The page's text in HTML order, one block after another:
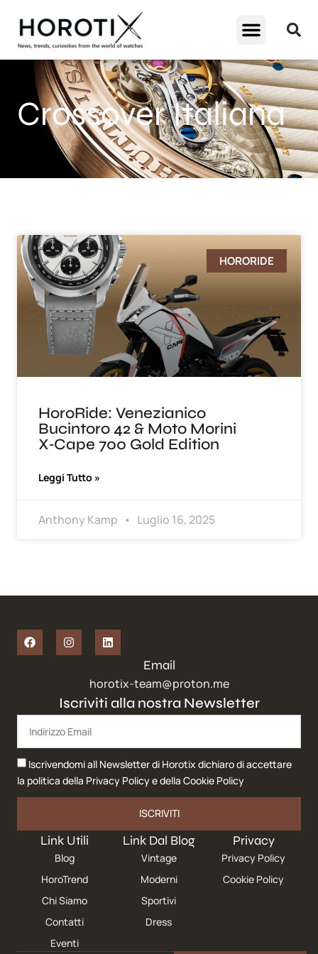
Crossover Italiana
HORORIDE
HoroRide: Venezianico
Bucintoro 42 & Moto Morini
X‑Cape 700 Gold Edition
Leggi Tutto »
Anthony Kamp Luglio 16, 2025
Link Utili
Blog
HoroTrend
Chi Siamo
Contatti
Eventi
Link Dal Blog
Vintage
Moderni
Sportivi
Dress
Privacy
Privacy Policy
Cookie Policy
Iscriviti alla nostra Newsletter
Iscrivendomi all Newsletter di Horotix dichiaro di accettare
la politica della Privacy Policye della Cookie Policy
ISCRIVITI
Email
horotix-team@proton.me